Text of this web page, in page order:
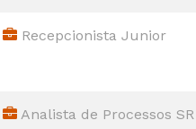
Recepcionista Junior
Analista de Processos SR